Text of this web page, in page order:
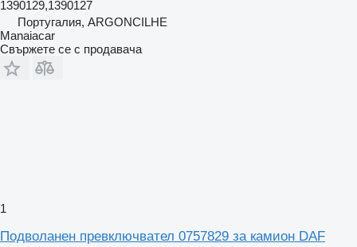
1390129,1390127
Португалия, ARGONCILHE
Manaiacar
Свържете се с продавача
1
Подволанен превключвател 0757829 за камион DAF